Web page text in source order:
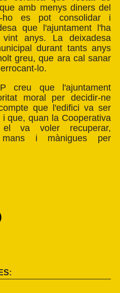
amb menys diners del
ho es pot consolidar i
que l'ajuntament l'ha
anys. La deixadesa
durant tants anys
greu, que ara cal sanar
lo.
creu que l'ajuntament
moral per decidir-ne
que l'edifici va ser
que, quan la Cooperativa
el va voler recuperar,
i mànigues per